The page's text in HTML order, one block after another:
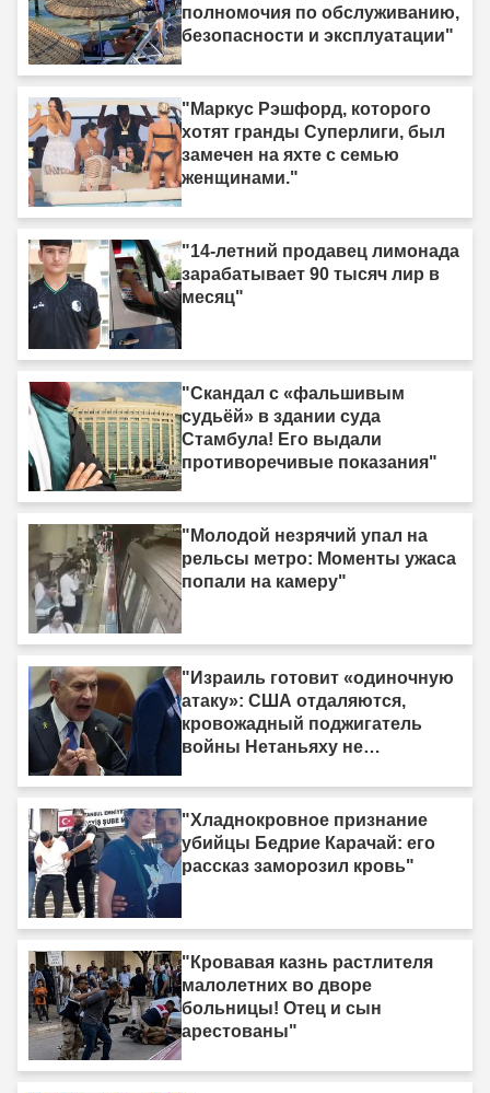
полномочия по обслуживанию,
безопасности и эксплуатации"
"Маркус Рэшфорд, которого
хотят гранды Суперлиги, был
замечен на яхте с семью
женщинами."
"14-летний продавец лимонада
зарабатывает 90 тысяч лир в
месяц"
"Скандал с «фальшивым
судьёй» в здании суда
Стамбула! Его выдали
противоречивые показания"
"Молодой незрячий упал на
рельсы метро: Моменты ужаса
попали на камеру"
"Израиль готовит «одиночную
атаку»: США отдаляются,
кровожадный поджигатель
войны Нетаньяху не
"Хладнокровное признание
убийцы Бедрие Карачай: его
рассказ заморозил кровь"
"Кровавая казнь растлителя
малолетних во дворе
больницы! Отец и сын
арестованы"